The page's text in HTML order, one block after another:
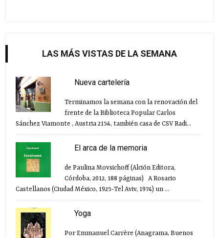
LAS MÁS VISTAS DE LA SEMANA
Nueva cartelería
Terminamos la semana con la renovación del
frente de la Biblioteca Popular Carlos
Sánchez Viamonte , Austria 2154, también casa de CSV Radi...
El arca de la memoria
de Paulina Movsichoff (Alción Editora,
Córdoba, 2012, 188 páginas) A Rosario
Castellanos (Ciudad México, 1925-Tel Aviv, 1974) un ...
Yoga
Por Emmanuel Carrère (Anagrama, Buenos